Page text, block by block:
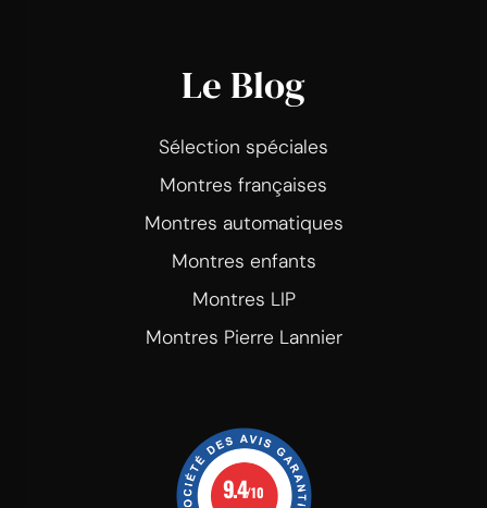
Le Blog
Sélection spéciales
Montres françaises
Montres automatiques
Montres enfants
Montres LIP
Montres Pierre Lannier
9.4/10